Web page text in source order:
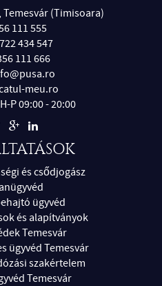
(Timisoara)
111 555
434 547
111 666
meu.ro
P 09:00 - 20:00
és csődjogász
ügyvéd
és alapítványok
Temesvár
ügyvéd Temesvár
szakértelem
Temesvár